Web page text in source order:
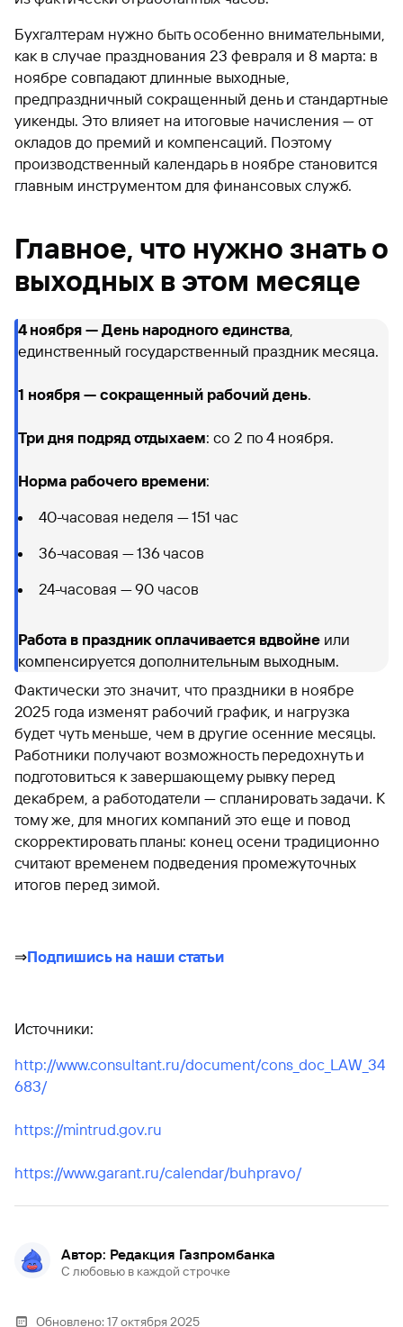
Бухгалтерам нужно быть особенно внимательными,
как в случае празднования 23 февраля и 8 марта: в
ноябре совпадают длинные выходные,
предпраздничный сокращенный день и стандартные
уикенды. Это влияет на итоговые начисления — от
окладов до премий и компенсаций. Поэтому
производственный календарь в ноябре становится
главным инструментом для финансовых служб.
Главное, что нужно знать о
выходных в этом месяце
4 ноября — День народного единства
единственный государственный праздник месяца.
1 ноября — сокращенный рабочий день.
Три дня подряд отдыхаем: со 2 по 4 ноября.
Норма рабочего времени:
40-часовая неделя — 151 час
36-часовая — 136 часов
24-часовая — 90 часов
Работа в праздник оплачивается вдвойне или
компенсируется дополнительным выходным.
Фактически это значит, что праздники в ноябре
2025 года изменят рабочий график, и нагрузка
будет чуть меньше, чем в другие осенние месяцы.
Работники получают возможность передохнуть и
подготовиться к завершающему рывку перед
декабрем, а работодатели — спланировать задачи. К
тому же, для многих компаний это еще и повод
скорректировать планы: конец осени традиционно
считают временем подведения промежуточных
итогов перед зимой.
⇒Подпишись на наши статьи
Источники:
http://www.consultant.ru/document/cons_doc_LAW_34
683/
https://mintrud.gov.ru
https://www.garant.ru/calendar/buhpravo/
Автор: Редакция Газпромбанка
С любовью в каждой строчке
Обновлено:17 октября 2025